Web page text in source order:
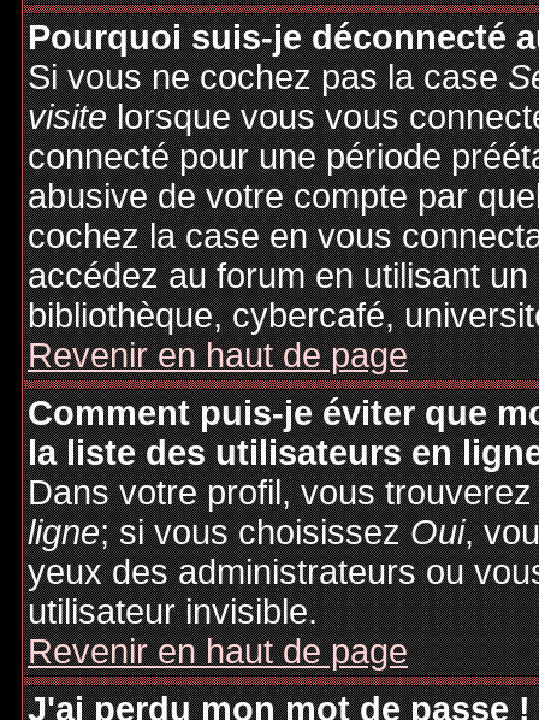
Pourquoi suis-je déconnecté
Si vous ne cochez pas la case
visitelorsque vous vous
connecté pour une période
abusive de votre compte par
cochez la case en vous
accédez au forum en utilisant
bibliothèque, cybercafé,
Revenir en haut de page
Comment puis-je éviter que
la liste des utilisateurs en
Dans votre profil, vous
ligne; si vous choisissezOui,
yeux des administrateurs ou
utilisateur invisible.
Revenir en haut de page
J'ai perdu mon mot de passe !